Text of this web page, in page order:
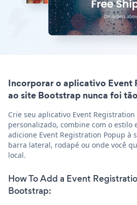
Incorporar o aplicativo Event
ao site Bootstrap nunca foi
Crie seu aplicativo Event
personalizado, combine com o estilo
adicione Event Registration Popup à
barra lateral, rodapé ou onde você
local.
How To Add a Event
Bootstrap: